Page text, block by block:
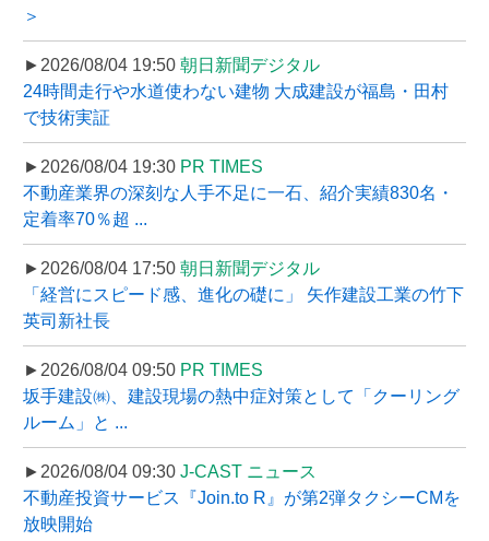
＞
►2026/08/04 19:50 朝日新聞デジタル
24時間走行や水道使わない建物 大成建設が福島・田村
で技術実証
►2026/08/04 19:30 PR TIMES
不動産業界の深刻な人手不足に一石、紹介実績830名・
定着率70％超 ...
►2026/08/04 17:50 朝日新聞デジタル
「経営にスピード感、進化の礎に」 矢作建設工業の竹下
英司新社長
►2026/08/04 09:50 PR TIMES
坂手建設㈱、建設現場の熱中症対策として「クーリング
ルーム」と ...
►2026/08/04 09:30 J-CAST ニュース
不動産投資サービス『Join.to R』が第2弾タクシーCMを
放映開始